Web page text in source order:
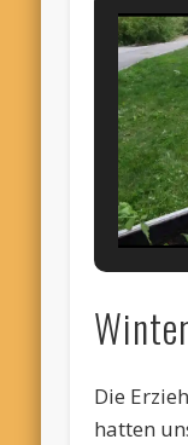
Die
hatten